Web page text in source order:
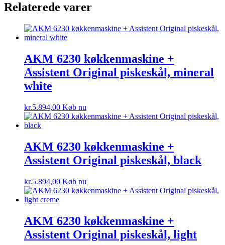
Relaterede varer
AKM 6230 køkkenmaskine +
Assistent Original piskeskål, mineral
white
kr.5.894,00 Køb nu
AKM 6230 køkkenmaskine +
Assistent Original piskeskål, black
kr.5.894,00 Køb nu
AKM 6230 køkkenmaskine +
Assistent Original piskeskål, light